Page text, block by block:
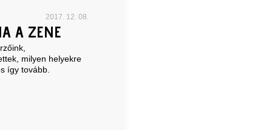
2017. 12. 08.
A ZENE
milyen helyekre
így tovább.